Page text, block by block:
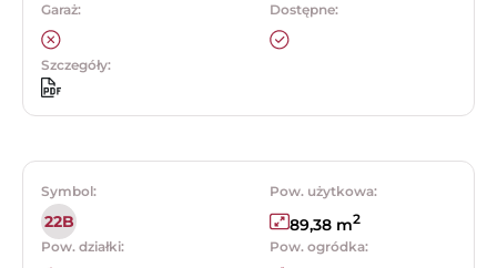
Garaż: Dostępne:
Szczegóły:
Symbol:
22B
Pow. użytkowa:
89,38 m2
Pow. działki: Pow. ogródka: